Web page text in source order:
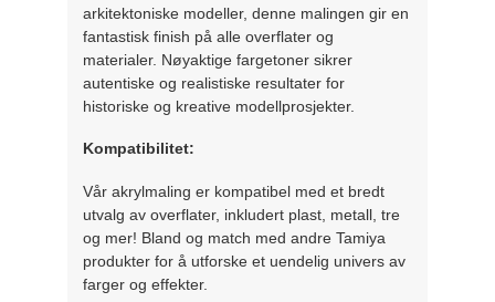
arkitektoniske modeller, denne malingen gir en
fantastisk finish på alle overflater og
materialer. Nøyaktige fargetoner sikrer
autentiske og realistiske resultater for
historiske og kreative modellprosjekter.
Kompatibilitet:
Vår akrylmaling er kompatibel med et bredt
utvalg av overflater, inkludert plast, metall, tre
og mer! Bland og match med andre Tamiya
produkter for å utforske et uendelig univers av
farger og effekter.